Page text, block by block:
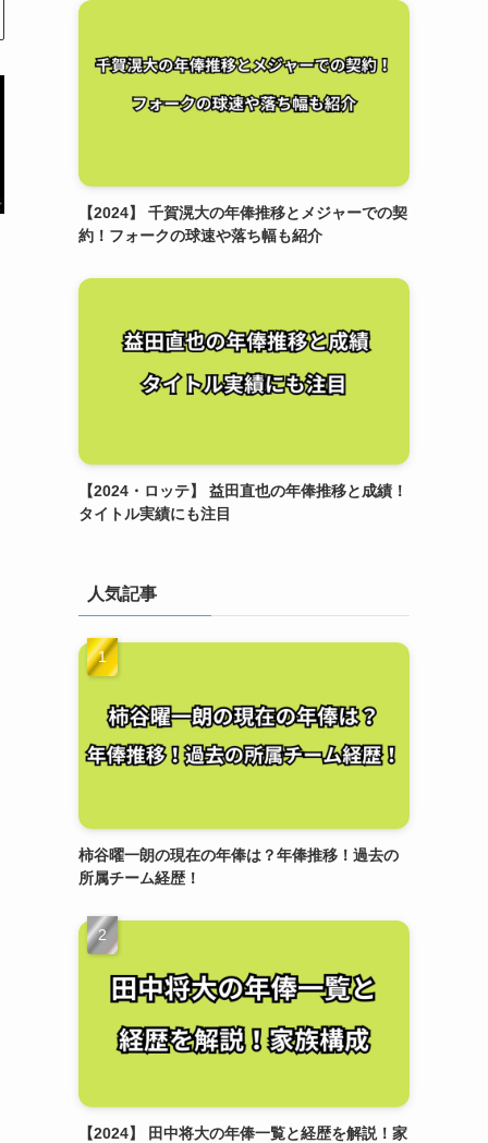
【2024】 千賀滉大の年俸推移とメジャーでの契
約！フォークの球速や落ち幅も紹介
【2024・ロッテ】 益田直也の年俸推移と成績！
タイトル実績にも注目
人気記事
柿谷曜一朗の現在の年俸は？年俸推移！過去の
所属チーム経歴！
【2024】 田中将大の年俸一覧と経歴を解説！家